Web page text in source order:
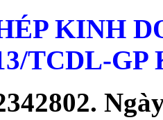
KINH
TCDL-